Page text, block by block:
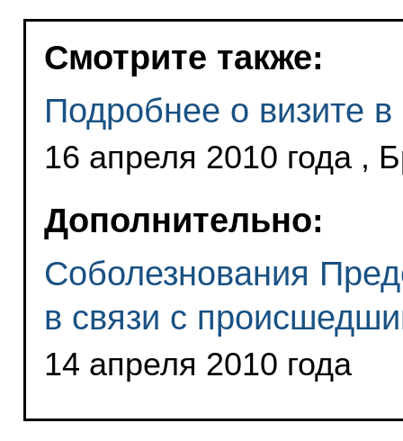
Смотрите также:
Подробнее о визите
16 апреля 2010 года ,
Дополнительно:
Соболезнования
в связи с
14 апреля 2010 года